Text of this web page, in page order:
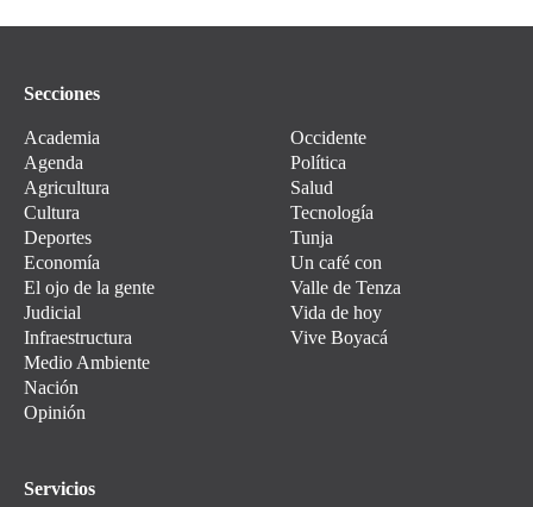
Secciones
Academia
Agenda
Agricultura
Cultura
Deportes
Economía
El ojo de la gente
Judicial
Infraestructura
Medio Ambiente
Nación
Opinión
Occidente
Política
Salud
Tecnología
Tunja
Un café con
Valle de Tenza
Vida de hoy
Vive Boyacá
Servicios